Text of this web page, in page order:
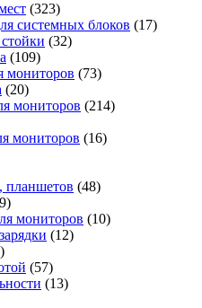
(323)
системных блоков (17)
(32)
(109)
мониторов (73)
(20)
мониторов (214)
мониторов (16)
планшетов (48)
мониторов (10)
(12)
(57)
(13)